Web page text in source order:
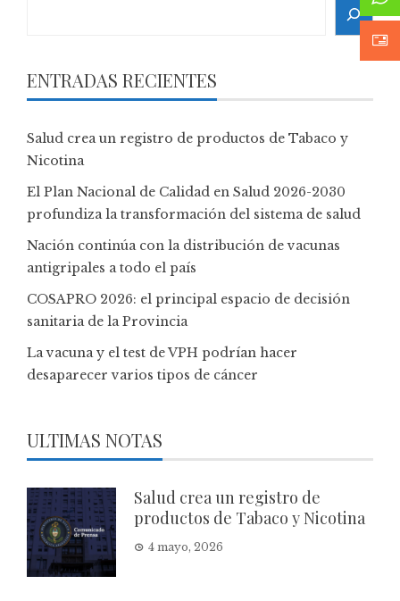
ENTRADAS RECIENTES
Salud crea un registro de productos de Tabaco y
Nicotina
El Plan Nacional de Calidad en Salud 2026-2030
profundiza la transformación del sistema de salud
Nación continúa con la distribución de vacunas
antigripales a todo el país
COSAPRO 2026: el principal espacio de decisión
sanitaria de la Provincia
La vacuna y el test de VPH podrían hacer
desaparecer varios tipos de cáncer
ULTIMAS NOTAS
Salud crea un registro de
productos de Tabaco y Nicotina
4 mayo, 2026